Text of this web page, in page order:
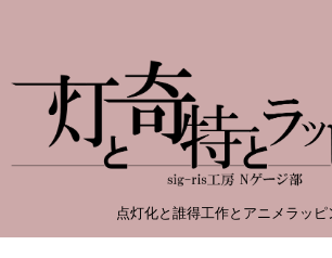
点灯化と誰得工作とアニメラッピ